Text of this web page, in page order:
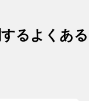
るよくある